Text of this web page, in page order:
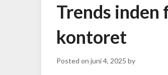
Trends
kontoret
Posted on juni 4, 2025 by